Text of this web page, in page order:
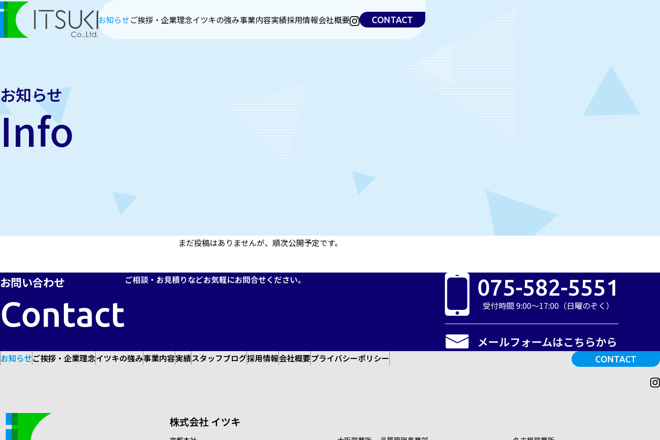
お知らせご挨拶・企業理念イツキの強み事業内容実績採用情報会社概要 CONTACT
お知らせ
Info
まだ投稿はありませんが、順次公開予定です。
お問い合わせ
Contact
ご相談・お見積りなどお気軽にお問合せください。 075-582-5551
受付時間 9:00～17:00（日曜のぞく）
メールフォームはこちらから
お知らせご挨拶・企業理念イツキの強み事業内容実績スタッフブログ採用情報会社概要プライバシーポリシー CONTACT
株式会社 イツキ